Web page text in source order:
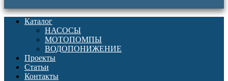
Каталог
НАСОСЫ
МОТОПОМПЫ
ВОДОПОНИЖЕНИЕ
Проекты
Статьи
Контакты